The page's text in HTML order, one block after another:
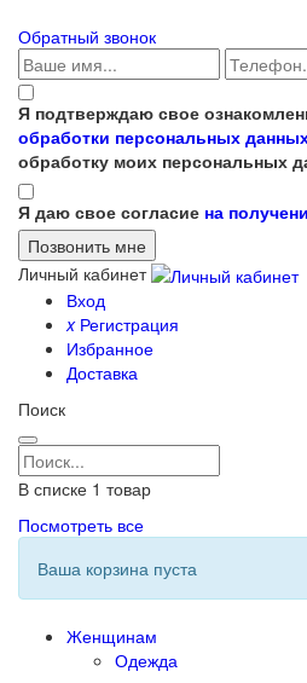
Обратный звонок
Я подтверждаю свое
обработки персональных
обработку моих персональных
Я даю свое согласие на
Личный кабинет
Вход
xРегистрация
Избранное
Доставка
Поиск
В списке 1 товар
Посмотреть все
Ваша корзина пуста
Женщинам
Одежда